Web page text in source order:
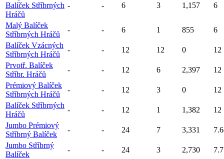
Balíček Stříbrných
Hráčů
- - 6 3 1,157 6
Malý Balíček
Stříbrných Hráčů
- - 6 1 855
6
Balíček Vzácných
Stříbrných Hráčů
- - 12 12 0
12
Prvotř. Balíček
Stříbr. Hráčů
- - 12 6 2,397
12
Prémiový Balíček
Stříbrných Hráčů
- - 12 3 0
12
Balíček Stříbrných
Hráčů
- - 12 1 1,382
12
Jumbo Prémiový
Stříbrný Balíček
- - 24 7 3,331
Jumbo Stříbrný
Balíček
- - 24 3 2,730